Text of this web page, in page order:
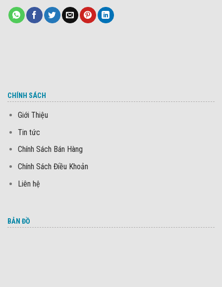
CHÍNH SÁCH
Giới Thiệu
Tin tức
Chính Sách Bán Hàng
Chính Sách Điều Khoản
Liên hệ
BẢN ĐỒ